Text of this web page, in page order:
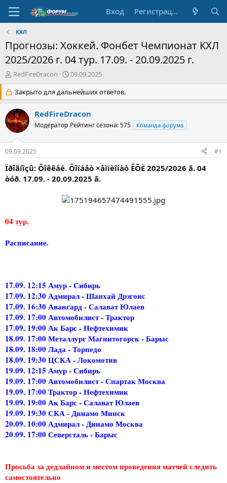
Вход Регистрация
КХЛ
Прогнозы: Хоккей. Фонбет Чемпионат КХЛ
2025/2026 г. 04 тур. 17.09. - 20.09.2025 г.
А
т
о
р
т
е
м
RedFireDracon
Д
т
а
а
ч
а
09.09.2025
Закрыто для дальнейших ответов.
RedFireDracon
Модератор Рейтинг сезона: 575 Команда форума
09.09.2025 #1
Ïðîãíîçû: Õîêêåé. Ôîíáåò ×åìïèîíàò ÊÕË 2025/2026 ã. 04
òóð. 17.09. - 20.09.2025 ã.
04 тур.
Расписание.
17.09. 12:15 Амур - Сибирь
17.09. 12:30 Адмирал - Шанхай Дрэгонс
17.09. 16:30 Авангард - Салават Юлаев
17.09. 17:00 Автомобилист - Трактор
17.09. 19:00 Ак Барс - Нефтехимик
18.09. 17:00 Металлург Магнитогорск - Барыс
18.09. 18:00 Лада - Торпедо
18.09. 19:30 ЦСКА - Локомотив
19.09. 12:15 Амур - Сибирь
19.09. 17:00 Автомобилист - Спартак Москва
19.09. 17:00 Трактор - Нефтехимик
19.09. 19:00 Ак Барс - Салават Юлаев
19.09. 19:30 СКА - Динамо Минск
20.09. 10:00 Адмирал - Динамо Москва
20.09. 17:00 Северсталь - Барыс
Просьба за дедлайном и местом проведения матчей следить
самостоятельно